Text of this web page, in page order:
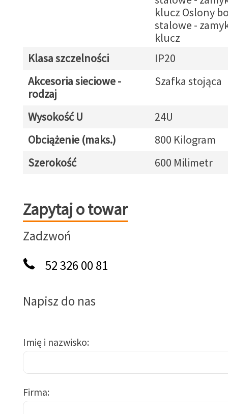
klucz Oslony
stalowe -
klucz
Klasa szczelności
IP20
Akcesoria sieciowe -
rodzaj
Szafka stojąca
Wysokość U
24U
Obciążenie (maks.)
800 Kilogram
Szerokość
600 Milimetr
Zapytaj o towar
Zapytaj o towar
Zadzwoń
52 326 00 81
Napisz do nas
Imię i nazwisko
Firma